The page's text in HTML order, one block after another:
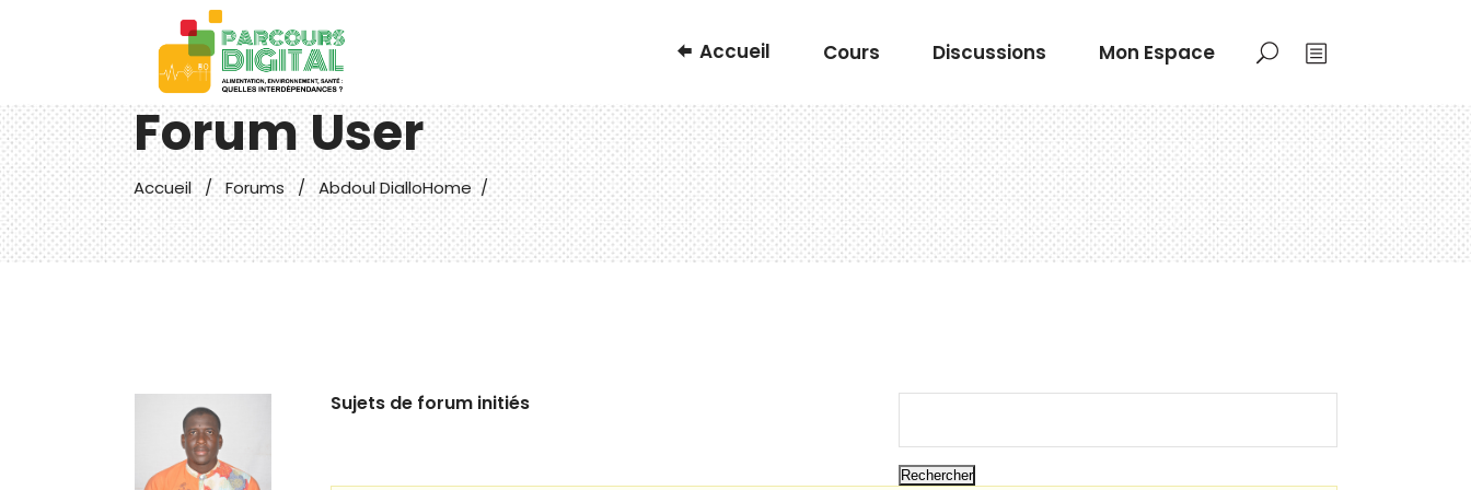
Accueil Cours Discussions Mon Espace
Forum User
Home/
Accueil/Forums / Abdoul Diallo
Sujets de forum initiés